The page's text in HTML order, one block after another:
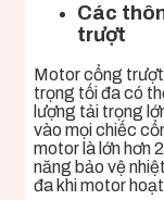
Các
trượt
Motor cổng
trọng tối đa có
lượng tải trọng
vào mọi chiếc
motor là lớn hơn
năng bảo vệ
đa khi motor